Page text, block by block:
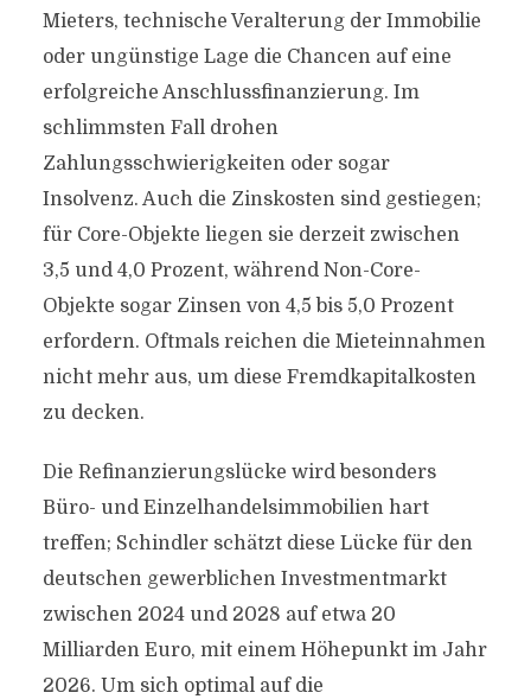
Mieters, technische Veralterung der Immobilie
oder ungünstige Lage die Chancen auf eine
erfolgreiche Anschlussfinanzierung. Im
schlimmsten Fall drohen
Zahlungsschwierigkeiten oder sogar
Insolvenz. Auch die Zinskosten sind gestiegen;
für Core-Objekte liegen sie derzeit zwischen
3,5 und 4,0 Prozent, während Non-Core-
Objekte sogar Zinsen von 4,5 bis 5,0 Prozent
erfordern. Oftmals reichen die Mieteinnahmen
nicht mehr aus, um diese Fremdkapitalkosten
zu decken.
Die Refinanzierungslücke wird besonders
Büro- und Einzelhandelsimmobilien hart
treffen; Schindler schätzt diese Lücke für den
deutschen gewerblichen Investmentmarkt
zwischen 2024 und 2028 auf etwa 20
Milliarden Euro, mit einem Höhepunkt im Jahr
2026. Um sich optimal auf die